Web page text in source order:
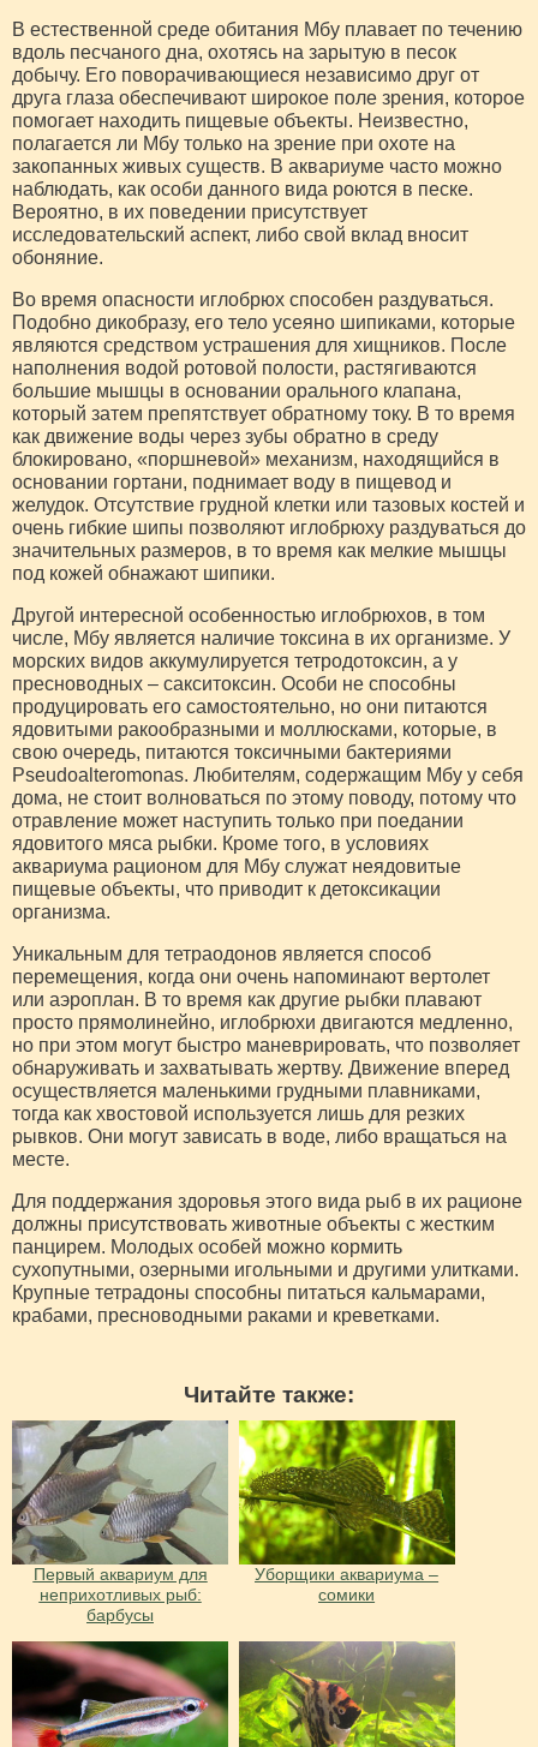
В естественной среде обитания Мбу плавает по течению
вдоль песчаного дна, охотясь на зарытую в песок
добычу. Его поворачивающиеся независимо друг от
друга глаза обеспечивают широкое поле зрения, которое
помогает находить пищевые объекты. Неизвестно,
полагается ли Мбу только на зрение при охоте на
закопанных живых существ. В аквариуме часто можно
наблюдать, как особи данного вида роются в песке.
Вероятно, в их поведении присутствует
исследовательский аспект, либо свой вклад вносит
обоняние.
Во время опасности иглобрюх способен раздуваться.
Подобно дикобразу, его тело усеяно шипиками, которые
являются средством устрашения для хищников. После
наполнения водой ротовой полости, растягиваются
большие мышцы в основании орального клапана,
который затем препятствует обратному току. В то время
как движение воды через зубы обратно в среду
блокировано, «поршневой» механизм, находящийся в
основании гортани, поднимает воду в пищевод и
желудок. Отсутствие грудной клетки или тазовых костей и
очень гибкие шипы позволяют иглобрюху раздуваться до
значительных размеров, в то время как мелкие мышцы
под кожей обнажают шипики.
Другой интересной особенностью иглобрюхов, в том
числе, Мбу является наличие токсина в их организме. У
морских видов аккумулируется тетродотоксин, а у
пресноводных – сакситоксин. Особи не способны
продуцировать его самостоятельно, но они питаются
ядовитыми ракообразными и моллюсками, которые, в
свою очередь, питаются токсичными бактериями
Pseudoalteromonas. Любителям, содержащим Мбу у себя
дома, не стоит волноваться по этому поводу, потому что
отравление может наступить только при поедании
ядовитого мяса рыбки. Кроме того, в условиях
аквариума рационом для Мбу служат неядовитые
пищевые объекты, что приводит к детоксикации
организма.
Уникальным для тетраодонов является способ
перемещения, когда они очень напоминают вертолет
или аэроплан. В то время как другие рыбки плавают
просто прямолинейно, иглобрюхи двигаются медленно,
но при этом могут быстро маневрировать, что позволяет
обнаруживать и захватывать жертву. Движение вперед
осуществляется маленькими грудными плавниками,
тогда как хвостовой используется лишь для резких
рывков. Они могут зависать в воде, либо вращаться на
месте.
Для поддержания здоровья этого вида рыб в их рационе
должны присутствовать животные объекты с жестким
панцирем. Молодых особей можно кормить
сухопутными, озерными игольными и другими улитками.
Крупные тетрадоны способны питаться кальмарами,
крабами, пресноводными раками и креветками.
Читайте также:
Первый аквариум для
неприхотливых рыб:
барбусы
Уборщики аквариума –
сомики